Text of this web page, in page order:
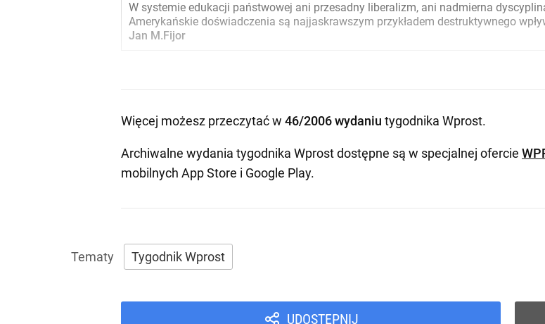
W systemie edukacji państwowej ani przesadny liberalizm, ani nadmierna
Amerykańskie doświadczenia są najjaskrawszym przykładem destruktywnego
Jan M.Fijor
Więcej możesz przeczytać w 46/2006 wydaniu tygodnika Wprost.
Archiwalne wydania tygodnika Wprost dostępne są w specjalnej ofercie
mobilnych App Store i Google Play.
Tygodnik Wprost
UDOSTĘPNIJ